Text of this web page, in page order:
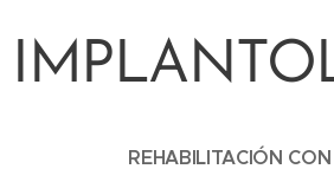
REHABILITACIÓN